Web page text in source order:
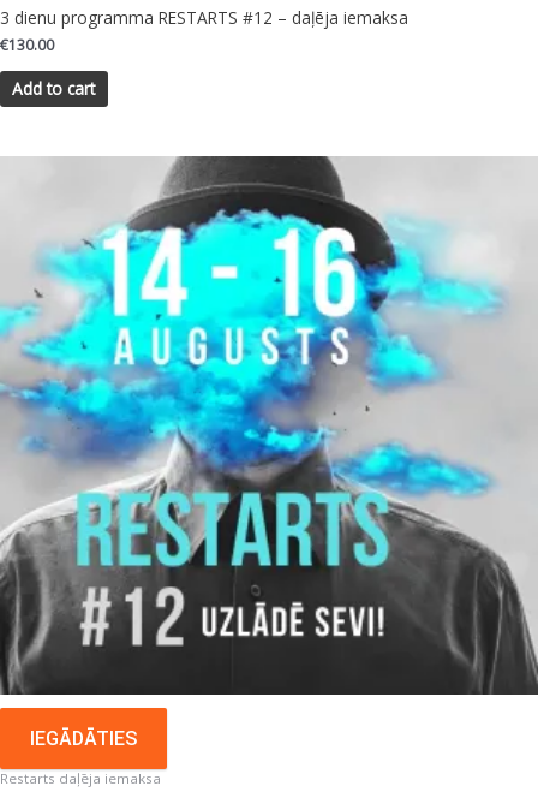
3 dienu programma RESTARTS #12 – daļēja iemaksa
€130.00
Add to cart
IEGĀDĀTIES
Restarts daļēja iemaksa